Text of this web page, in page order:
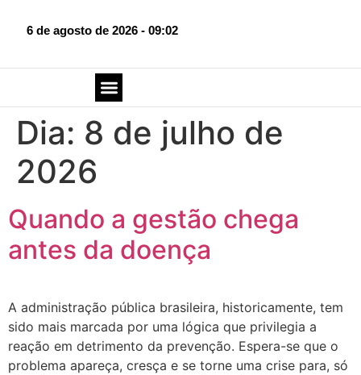
6 de agosto de 2026 - 09:02
Dia: 8 de julho de
2026
Quando a gestão chega
antes da doença
A administração pública brasileira, historicamente, tem
sido mais marcada por uma lógica que privilegia a
reação em detrimento da prevenção. Espera-se que o
problema apareça, cresça e se torne uma crise para, só